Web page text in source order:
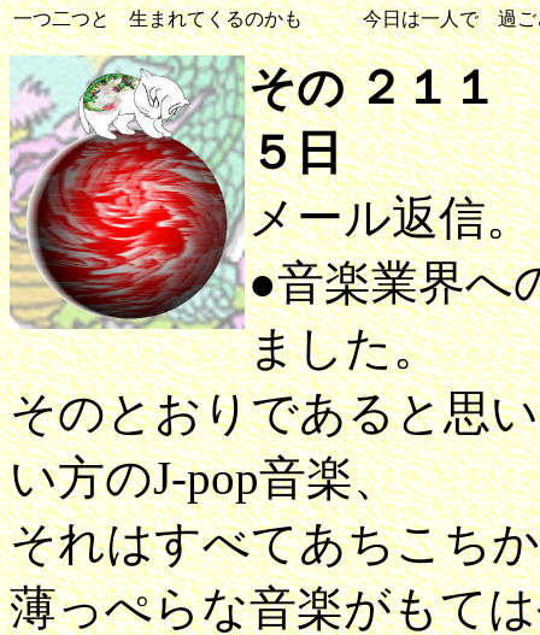
一つ二つと 生まれてくるのかも 今日は一人で 過ご
その ２１１
５日
メール返信
●音楽業界へ
ました。
そのとおりであると思
い方のJ-pop音楽、
それはすべてあちこち
薄っぺらな音楽がもて